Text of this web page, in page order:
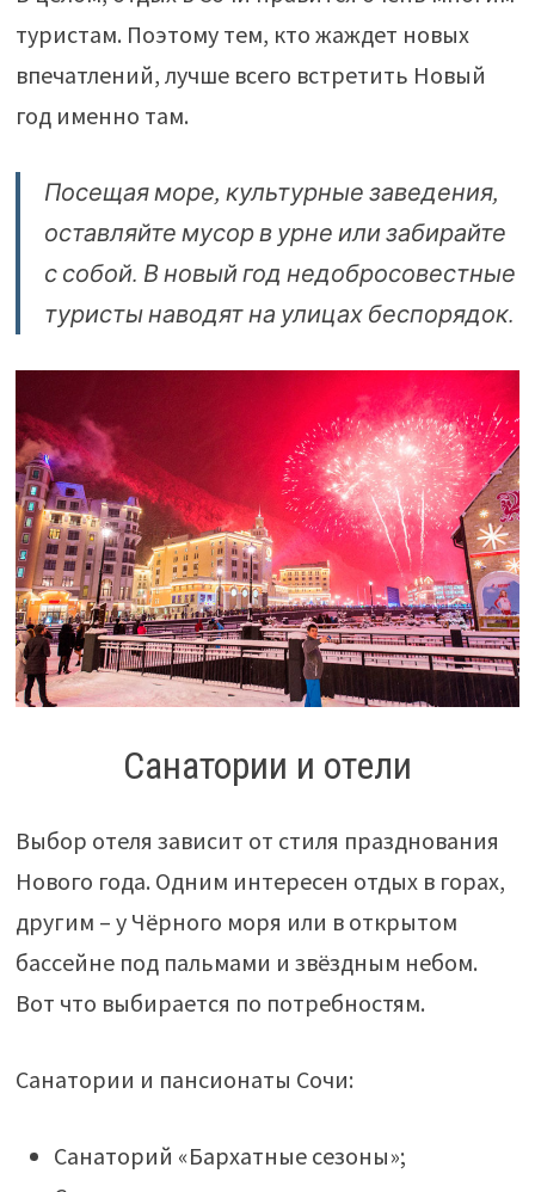
туристам. Поэтому тем, кто жаждет новых
впечатлений, лучше всего встретить Новый
год именно там.
Посещая море, культурные заведения,
оставляйте мусор в урне или забирайте
с собой. В новый год недобросовестные
туристы наводят на улицах беспорядок.
Санатории и отели
Выбор отеля зависит от стиля празднования
Нового года. Одним интересен отдых в горах,
другим – у Чёрного моря или в открытом
бассейне под пальмами и звёздным небом.
Вот что выбирается по потребностям.
Санатории и пансионаты Сочи:
Санаторий «Бархатные сезоны»;